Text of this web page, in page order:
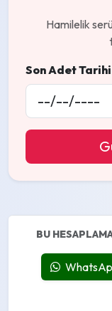
Hamilelik
Son Adet Tarihi
BU